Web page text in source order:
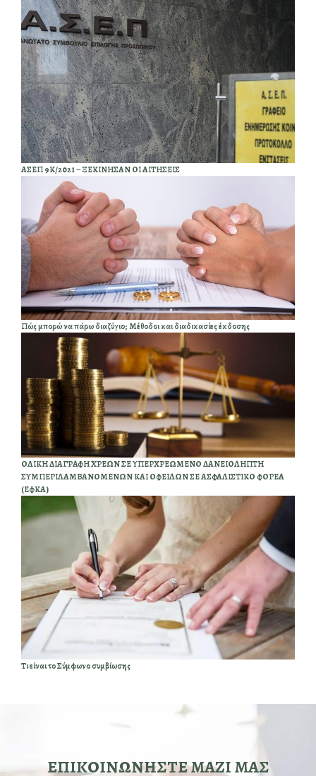
ΑΣΕΠ 9Κ/2021 – ΞΕΚΙΝΗΣΑΝ ΟΙ ΑΙΤΗΣΕΙΣ
Πώς μπορώ να πάρω διαζύγιο; Μέθοδοι και διαδικασίες έκδοσης
ΟΛΙΚΗ ΔΙΑΓΡΑΦΗ ΧΡΕΩΝ ΣΕ ΥΠΕΡΧΡΕΩΜΕΝΟ ΔΑΝΕΙΟΛΗΠΤΗ
ΣΥΜΠΕΡΙΛΑΜΒΑΝΟΜΕΝΩΝ ΚΑΙ ΟΦΕΙΛΩΝ ΣΕ ΑΣΦΑΛΙΣΤΙΚΟ ΦΟΡΕΑ
(ΕΦΚΑ)
Τι είναι το Σύμφωνο συμβίωσης
ΕΠΙΚΟΙΝΩΝΗΣΤΕ ΜΑΖΙ ΜΑΣ